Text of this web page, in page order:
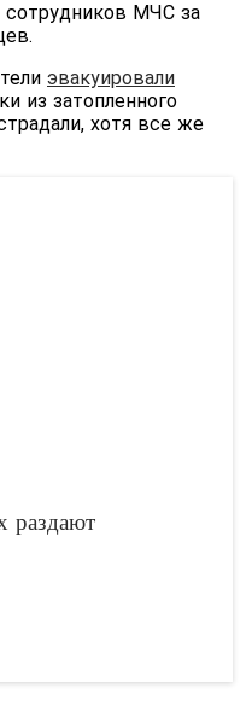
сотрудников МЧС за
эвакуировали
из затопленного
хотя все же
раздают